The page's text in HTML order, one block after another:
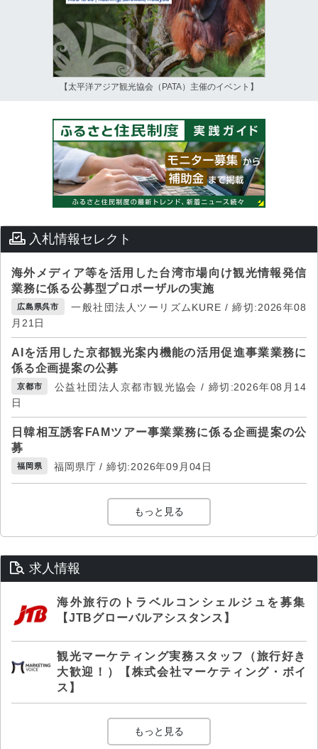
【太平洋アジア観光協会（PATA）主催のイベント】
入札情報セレクト
海外メディア等を活用した台湾市場向け観光情報発信
業務に係る公募型プロポーザルの実施
広島県呉市
一般社団法人ツーリズムKURE / 締切:2026年08
月21日
AIを活用した京都観光案内機能の活用促進事業業務に
係る企画提案の公募
京都市
公益社団法人京都市観光協会 / 締切:2026年08月14
日
日韓相互誘客FAMツアー事業業務に係る企画提案の公
募
福岡県 福岡県庁 / 締切:2026年09月04日
もっと見る
求人情報
海外旅行のトラベルコンシェルジュを募集
【JTBグローバルアシスタンス】
観光マーケティング実務スタッフ（旅行好き
大歓迎！）【株式会社マーケティング・ボイ
ス】
もっと見る